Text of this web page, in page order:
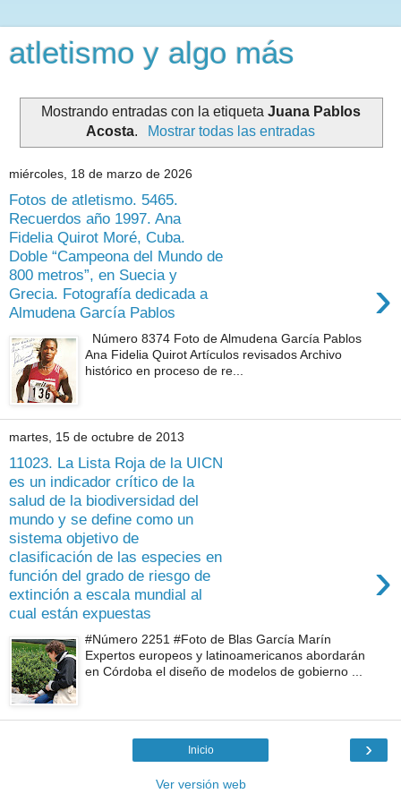
atletismo y algo más
Mostrando entradas con la etiqueta Juana Pablos
Acosta. Mostrar todas las entradas
miércoles, 18 de marzo de 2026
Fotos de atletismo. 5465.
Recuerdos año 1997. Ana
Fidelia Quirot Moré, Cuba.
Doble “Campeona del Mundo de
800 metros”, en Suecia y
Grecia. Fotografía dedicada a
Almudena García Pablos
›
Número 8374 Foto de Almudena García Pablos
Ana Fidelia Quirot Artículos revisados Archivo
histórico en proceso de re...
martes, 15 de octubre de 2013
11023. La Lista Roja de la UICN
es un indicador crítico de la
salud de la biodiversidad del
mundo y se define como un
sistema objetivo de
clasificación de las especies en
función del grado de riesgo de
extinción a escala mundial al
cual están expuestas
›
#Número 2251 #Foto de Blas García Marín
Expertos europeos y latinoamericanos abordarán
en Córdoba el diseño de modelos de gobierno ...
›
Inicio
Ver versión web